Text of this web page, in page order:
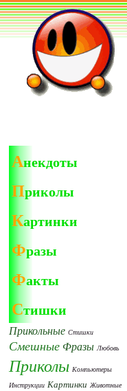
Анекдоты
Приколы
Картинки
Фразы
Факты
Стишки
Прикольные Стишки
Смешные Фразы Любовь
Приколы Компьютеры
Инструкции Картинки Животные